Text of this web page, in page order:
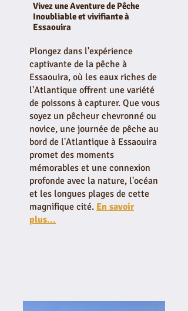
Vivez une Aventure de Pêche
Inoubliable et vivifiante à
Essaouira
Plongez dans l'expérience
captivante de la pêche à
Essaouira, où les eaux riches de
l'Atlantique offrent une variété
de poissons à capturer. Que vous
soyez un pêcheur chevronné ou
novice, une journée de pêche au
bord de l'Atlantique à Essaouira
promet des moments
mémorables et une connexion
profonde avec la nature, l'océan
et les longues plages de cette
magnifique cité. En savoir
plus...